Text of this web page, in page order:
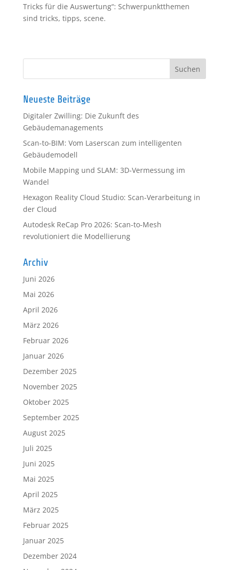
Tricks für die Auswertung“: Schwerpunktthemen
sind tricks, tipps, scene.
Neueste Beiträge
Digitaler Zwilling: Die Zukunft des
Gebäudemanagements
Scan-to-BIM: Vom Laserscan zum intelligenten
Gebäudemodell
Mobile Mapping und SLAM: 3D-Vermessung im
Wandel
Hexagon Reality Cloud Studio: Scan-Verarbeitung in
der Cloud
Autodesk ReCap Pro 2026: Scan-to-Mesh
revolutioniert die Modellierung
Archiv
Juni 2026
Mai 2026
April 2026
März 2026
Februar 2026
Januar 2026
Dezember 2025
November 2025
Oktober 2025
September 2025
August 2025
Juli 2025
Juni 2025
Mai 2025
April 2025
März 2025
Februar 2025
Januar 2025
Dezember 2024